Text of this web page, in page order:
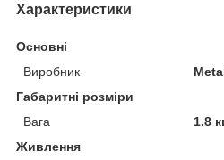
Характеристики
Основні
Виробник
Габаритні розміри
Вага
1.8
Живлення